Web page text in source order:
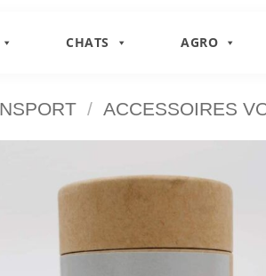
CHATS AGRO
/ ACCESSOIRES